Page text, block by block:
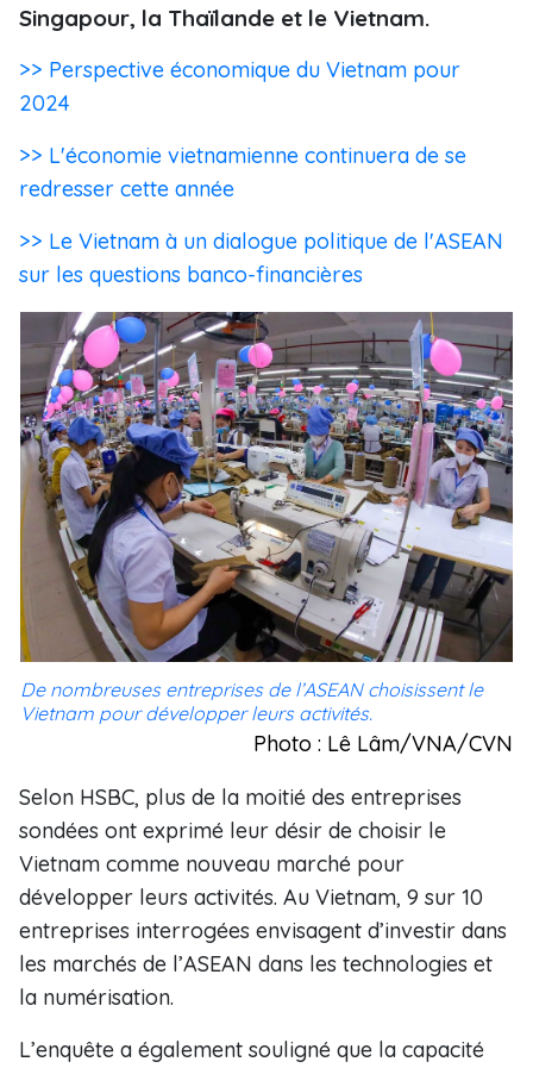
Singapour, la Thaïlande et le Vietnam.
>> Perspective économique du Vietnam pour
2024
>> L'économie vietnamienne continuera de se
redresser cette année
>> Le Vietnam à un dialogue politique de l'ASEAN
sur les questions banco-financières
De nombreuses entreprises de l’ASEAN choisissent le
Vietnam pour développer leurs activités.
Photo : Lê Lâm/VNA/CVN
Selon HSBC, plus de la moitié des entreprises
sondées ont exprimé leur désir de choisir le
Vietnam comme nouveau marché pour
développer leurs activités. Au Vietnam, 9 sur 10
entreprises interrogées envisagent d’investir dans
les marchés de l’ASEAN dans les technologies et
la numérisation.
L’enquête a également souligné que la capacité